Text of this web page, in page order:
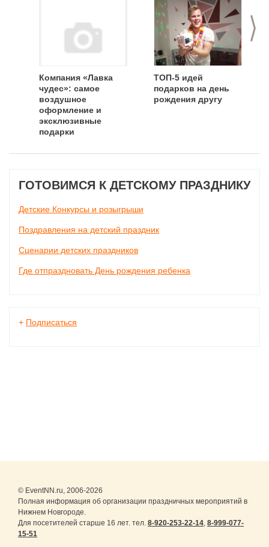
>
Компания «Лавка
чудес»: самое
воздушное
оформление и
эксклюзивные
подарки
ТОП-5 идей
подарков на день
рождения другу
ГОТОВИМСЯ К ДЕТСКОМУ ПРАЗДНИКУ
Детские Конкурсы и розыгрыши
Поздравления на детский праздник
Сценарии детских праздников
Где отпраздновать День рождения ребенка
+ Подписаться
© EventNN.ru, 2006-2026
Полная информация об организации праздничных мероприятий в
Нижнем Новгороде.
Для посетителей старше 16 лет. тел. 8-920-253-22-14, 8-999-077-
15-51